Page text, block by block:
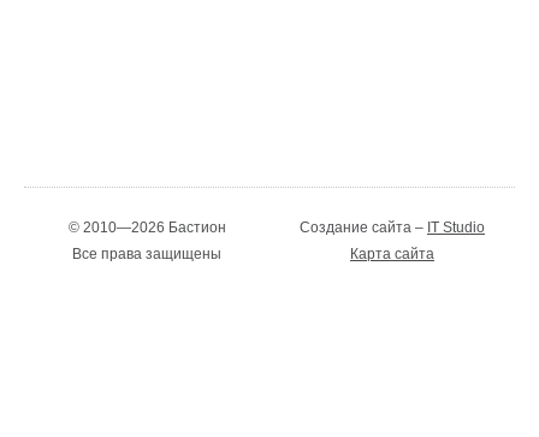
Создание сайта – IT Studio
Карта сайта
© 2010—2026 Бастион
Все права защищены